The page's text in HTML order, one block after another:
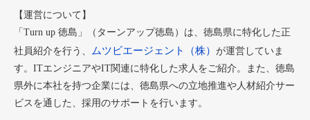
【運営について】
「Turn up 徳島」（ターンアップ徳島）は、徳島県に特化した正
社員紹介を行う、
ムツビエージェント（株） が運営していま
す。ITエンジニアやIT関連に特化した求人をご紹介。また、徳島
県外に本社を持つ企業には、徳島県への立地推進や人材紹介サー
ビスを通した、採用のサポートを行います。